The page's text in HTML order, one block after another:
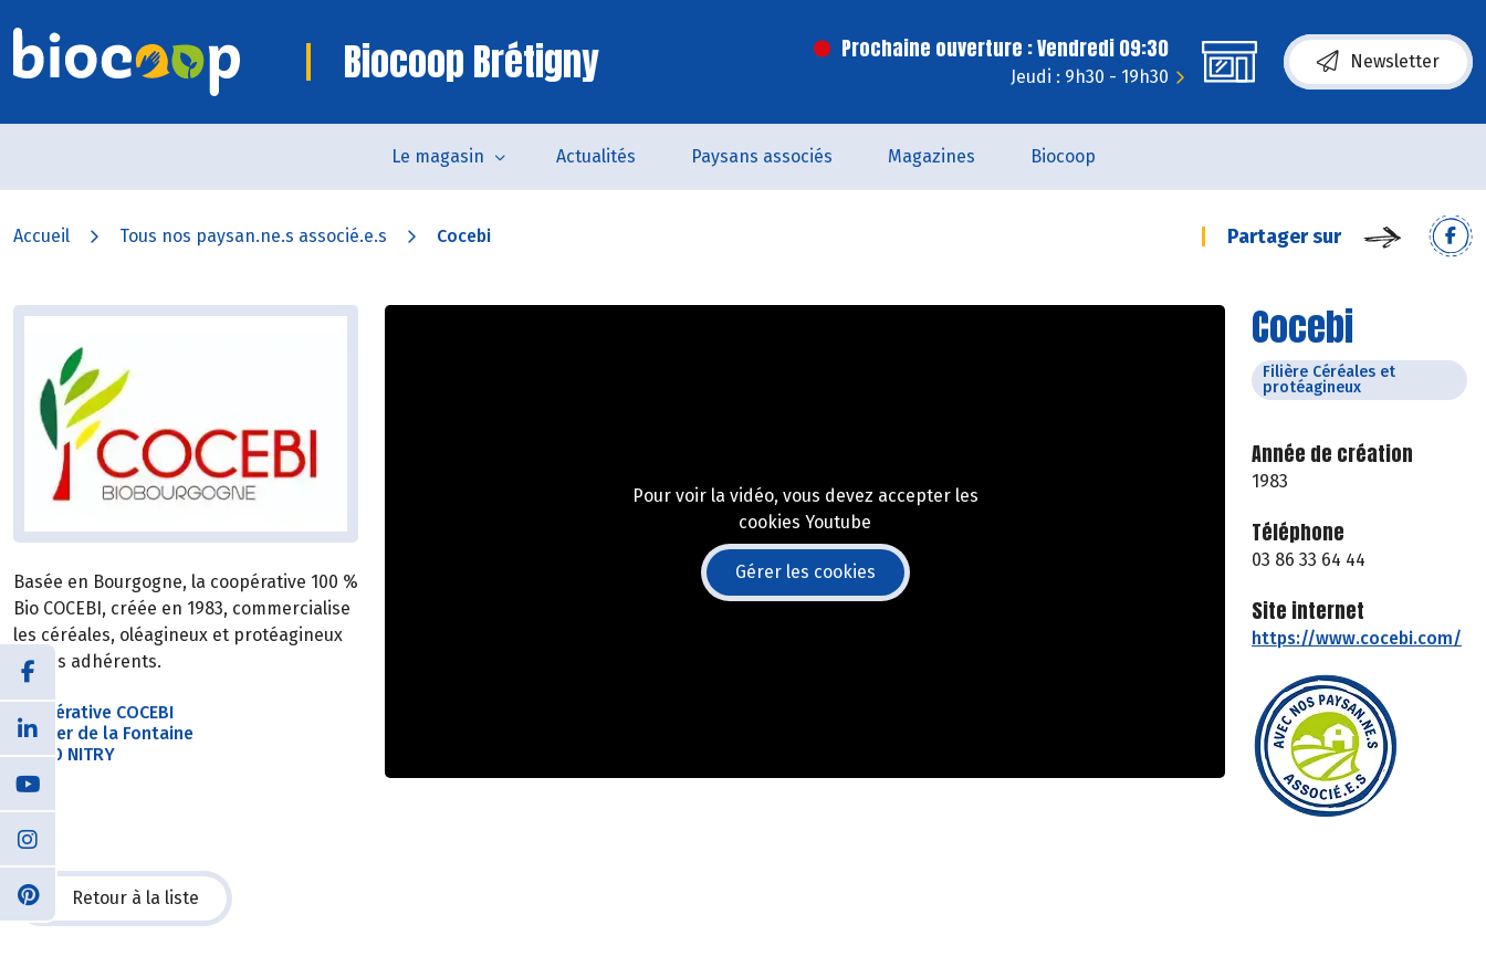
Biocoop Brétigny Prochaine ouverture : Vendredi 09:30
Jeudi : 9h30 - 19h30
Newsletter
Le magasin Actualités Paysans associés Magazines Biocoop
Accueil Tous nos paysan.ne.s associé.e.s Cocebi Partager sur
Cocebi
Filière Céréales et
protéagineux
Année de création
1983
Téléphone
03 86 33 64 44
Site internet
https://www.cocebi.com/
Basée en Bourgogne, la coopérative 100 %
Bio COCEBI, créée en 1983, commercialise
les céréales, oléagineux et protéagineux
de ses adhérents.
Coopérative COCEBI
Sentier de la Fontaine
89310 NITRY
Pour voir la vidéo, vous devez accepter les
cookies Youtube
Gérer les cookies
Retour à la liste